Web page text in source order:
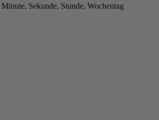
Sekunde, Stunde, Wochentag